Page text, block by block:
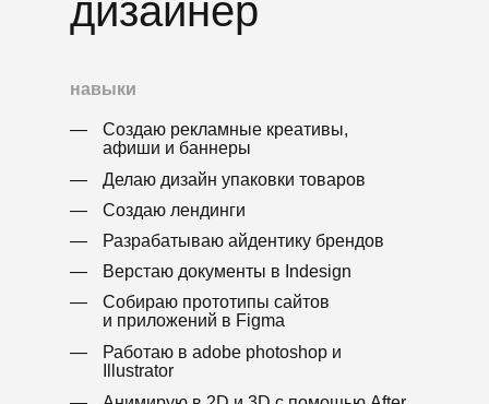
ВАЛЕНТИН БОРИСОВ
Графический дизайнер,
тильда-эксперт. Работал
с Haribo, Rybakov,
Аврора
арт-директор s&s
technologies
дизайн-директор
СОФЬЯ НАРБУТ
Почта Банк,VCV.me
навыки
дизайнер
Создаю рекламные креативы,
афиши и баннеры
—
Делаю дизайн упаковки товаров
—
Создаю лендинги
—
Разрабатываю айдентику брендов
—
Верстаю документы в Indesign
—
Собираю прототипы сайтов
и приложений в Figma
—
Работаю в adobe photoshop и
Illustrator
—